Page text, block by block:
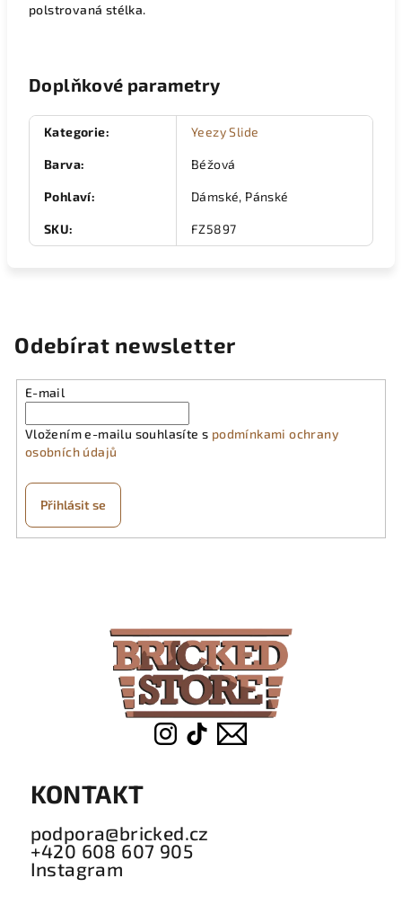
polstrovaná stélka.
Doplňkové parametry
Kategorie: Yeezy Slide
Barva: Béžová
Pohlaví: Dámské, Pánské
SKU: FZ5897
Odebírat newsletter
E-mail
Vložením e-mailu souhlasíte s podmínkami ochrany
osobních údajů
Přihlásit se
KONTAKT
podpora@bricked.cz
+420 608 607 905
Instagram